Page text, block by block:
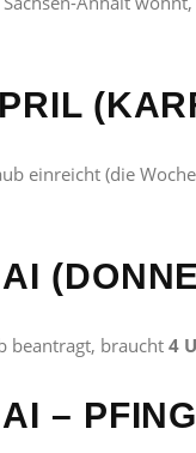
einreicht (die
beantragt, braucht 4
–